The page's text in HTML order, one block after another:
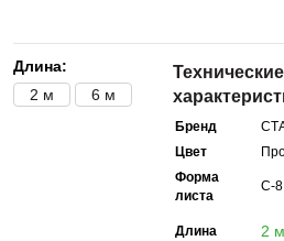
Длина:
2 м
6 м
Технические
Бренд
Цвет
Форма
листа
С-8
Длина 2 м